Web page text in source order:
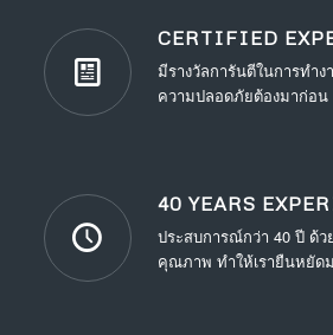
CERTIFIED
มีรางวัลการันตีในการทำ
ความปลอดภัยต้องมาก่อน
40 YEARS
ประสบการณ์กว่า 40 ปี ด้
คุณภาพ ทำให้เรายืนหยัด